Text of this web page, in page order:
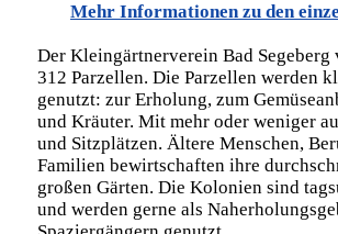
Mehr Informationen zu den
Der Kleingärtnerverein Bad Segeberg
312 Parzellen. Die Parzellen werden
genutzt: zur Erholung, zum
und Kräuter. Mit mehr oder weniger
und Sitzplätzen. Ältere Menschen,
Familien bewirtschaften ihre
großen Gärten. Die Kolonien sind
und werden gerne als